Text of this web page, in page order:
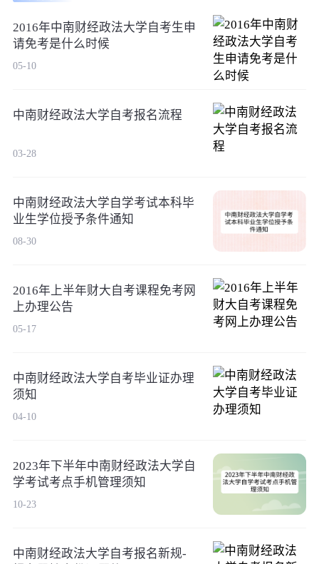
2016年中南财经政法大学自考生申
请免考是什么时候
05-10
中南财经政法大学自考报名流程
03-28
中南财经政法大学自学考试本科毕
业生学位授予条件通知
08-30
2016年上半年财大自考课程免考网
上办理公告
05-17
中南财经政法大学自考毕业证办理
须知
04-10
2023年下半年中南财经政法大学自
学考试考点手机管理须知
10-23
中南财经政法大学自考报名新规-